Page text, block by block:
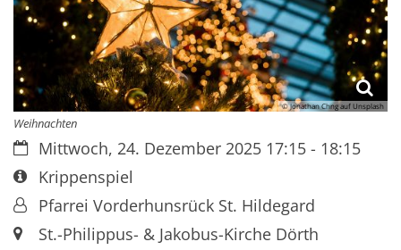
© Jonathan Chng auf Unsplash
Weihnachten
Datum:Mittwoch, 24. Dezember 2025 17:15 - 18:15
Art bzw. Nummer:
Krippenspiel
Von:Pfarrei Vorderhunsrück St. Hildegard
Ort:St.-Philippus- & Jakobus-Kirche Dörth